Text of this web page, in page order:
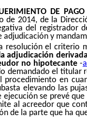
DE
de 2014, de la
del registrador
y
resolución el criterio
adjudicación
no hipotecante -
demandado el titular
procedimiento en
elevando las
se prevé
al acreedor que
de la parte que ha